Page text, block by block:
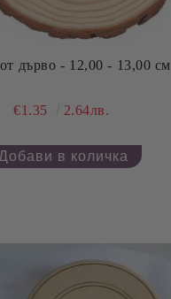
Шайба от дърво - 12,00 - 13,00 см
€1.35
2.64лв.